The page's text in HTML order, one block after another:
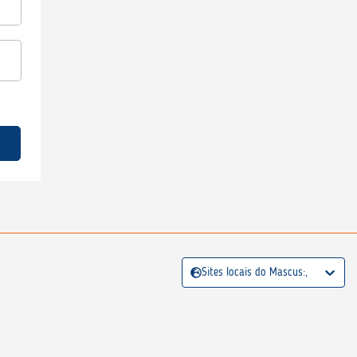
Sites locais do Mascus:,